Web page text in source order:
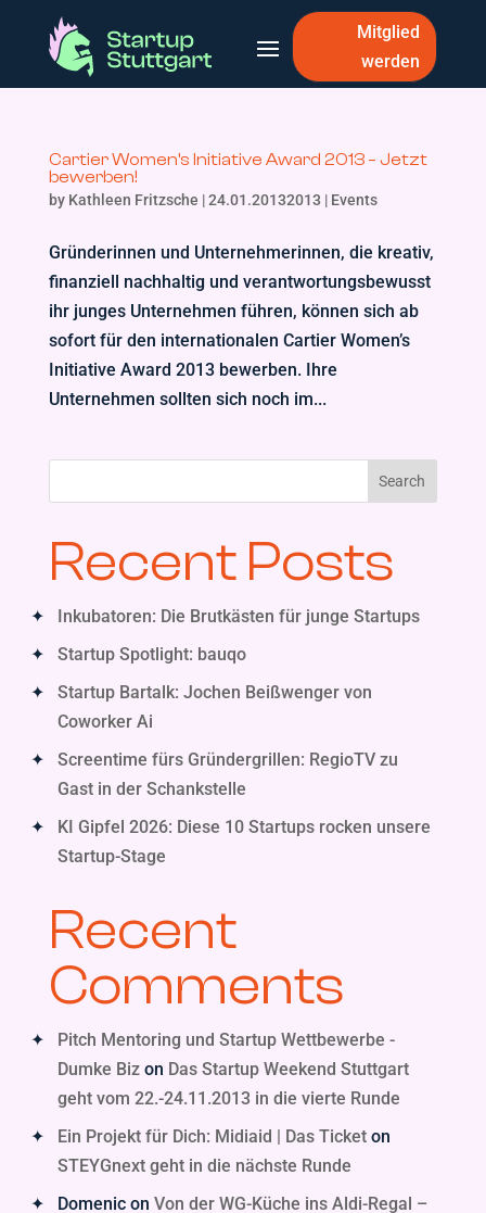
Mitglied
werden
Cartier Women’s Initiative Award 2013 – Jetzt
bewerben!
by Kathleen Fritzsche |24.01.20132013 | Events
Gründerinnen und Unternehmerinnen, die kreativ,
finanziell nachhaltig und verantwortungsbewusst
ihr junges Unternehmen führen, können sich ab
sofort für den internationalen Cartier Women’s
Initiative Award 2013 bewerben. Ihre
Unternehmen sollten sich noch im...
Search
Recent Posts
Inkubatoren: Die Brutkästen für junge Startups
Startup Spotlight: bauqo
Startup Bartalk: Jochen Beißwenger von
Coworker Ai
Screentime fürs Gründergrillen: RegioTV zu
Gast in der Schankstelle
KI Gipfel 2026: Diese 10 Startups rocken unsere
Startup-Stage
Recent
Comments
Pitch Mentoring und Startup Wettbewerbe -
Dumke Bizon Das Startup Weekend Stuttgart
geht vom 22.-24.11.2013 in die vierte Runde
Ein Projekt für Dich: Midiaid | Das Ticketon
STEYGnext geht in die nächste Runde
Domenicon Von der WG-Küche ins Aldi-Regal –